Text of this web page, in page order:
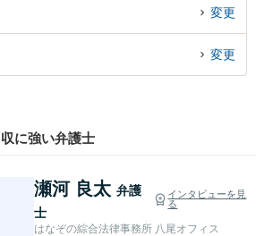
変更
変更
に強い弁護士
瀬河 良太 弁護
士
インタビューを見
る
はなぞの綜合法律事務所 八尾オフィス